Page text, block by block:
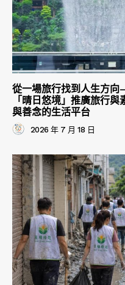
從一場旅行找到人生方
「晴日悠境」推廣旅行
與善念的生活平台
2026 年 7 月 18 日